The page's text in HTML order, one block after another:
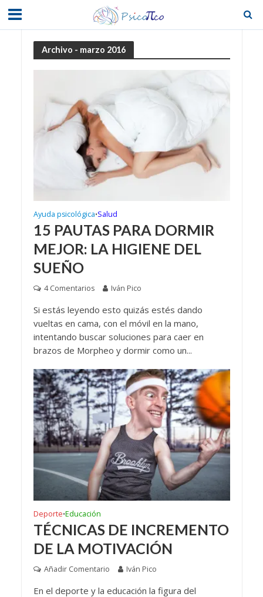
Archivo - marzo 2016
Ayuda psicológica•Salud
15 PAUTAS PARA DORMIR
MEJOR: LA HIGIENE DEL
SUEÑO
4 Comentarios Iván Pico
Si estás leyendo esto quizás estés dando
vueltas en cama, con el móvil en la mano,
intentando buscar soluciones para caer en
brazos de Morpheo y dormir como un...
Deporte•Educación
TÉCNICAS DE INCREMENTO
DE LA MOTIVACIÓN
Añadir Comentario Iván Pico
En el deporte y la educación la figura del